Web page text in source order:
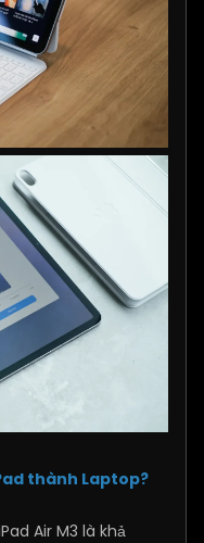
thành Laptop?
Air M3 là khả